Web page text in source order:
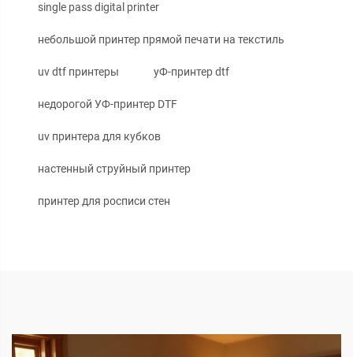
single pass digital printer
небольшой принтер прямой печати на текстиль
uv dtf принтеры уФ-принтер dtf
недорогой УФ-принтер DTF
uv принтера для кубков
настенный струйный принтер
принтер для росписи стен